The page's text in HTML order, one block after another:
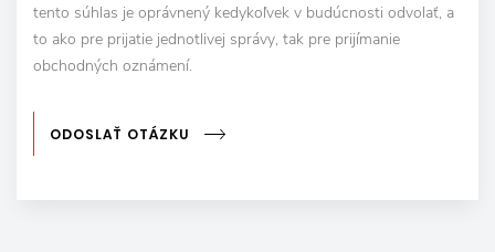
tento súhlas je oprávnený kedykoľvek v budúcnosti odvolať, a
to ako pre prijatie jednotlivej správy, tak pre prijímanie
obchodných oznámení.
ODOSLAŤ OTÁZKU